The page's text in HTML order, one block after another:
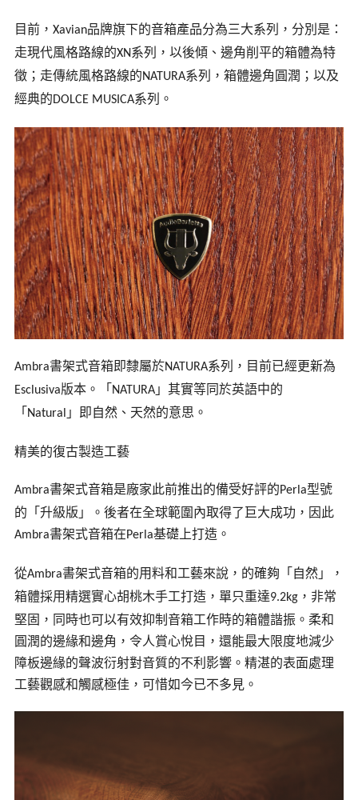
目前， Xavian品牌旗下的音箱產品分為三大系列，分別是：
走現代風格路線的XN系列，以後傾、邊角削平的箱體為特
徵；走傳統風格路線的NATURA系列，箱體邊角圓潤；以及
經典的DOLCE MUSICA系列。
Ambra書架式音箱即隸屬於NATURA系列，目前已經更新為
Esclusiva版本。「 NATURA」其實等同於英語中的
「 Natural 」即自然、天然的意思。
精美的復古製造工藝
Ambra書架式音箱是廠家此前推出的備受好評的Perla型號
的「升級版」。後者在全球範圍內取得了巨大成功，因此
Ambra書架式音箱在Perla基礎上打造。
從Ambra書架式音箱的用料和工藝來說，的確夠「自然」，
箱體採用精選實心胡桃木手工打造，單只重達9.2kg，非常
堅固，同時也可以有效抑制音箱工作時的箱體諧振。柔和
圓潤的邊緣和邊角，令人賞心悅目，還能最大限度地減少
障板邊緣的聲波衍射對音質的不利影響。精湛的表面處理
工藝觀感和觸感極佳，可惜如今已不多見。